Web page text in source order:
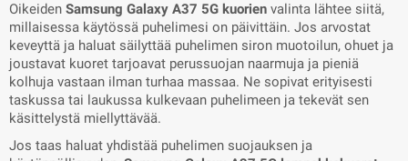
Oikeiden Samsung Galaxy A37 5G kuorien valinta lähtee siitä,
millaisessa käytössä puhelimesi on päivittäin. Jos arvostat
keveyttä ja haluat säilyttää puhelimen siron muotoilun, ohuet ja
joustavat kuoret tarjoavat perussuojan naarmuja ja pieniä
kolhuja vastaan ilman turhaa massaa. Ne sopivat erityisesti
taskussa tai laukussa kulkevaan puhelimeen ja tekevät sen
käsittelystä miellyttävää.
Jos taas haluat yhdistää puhelimen suojauksen ja